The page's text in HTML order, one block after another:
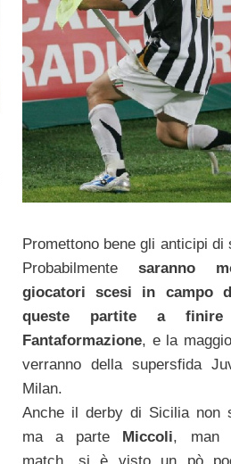
Promettono bene gli anticipi di
Probabilmente saranno
giocatori scesi in campo
queste partite a finire
Fantaformazione, e la
verranno della supersfida
Milan.
Anche il derby di Sicilia non
ma a parte
Miccoli, man